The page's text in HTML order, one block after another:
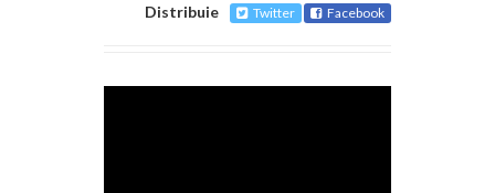
Distribuie Twitter Facebook